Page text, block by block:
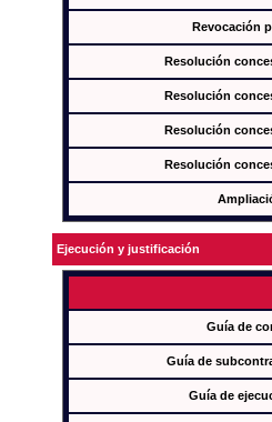
Revocación
Resolución
Resolución
Resolución
Resolución
Ejecución y justificación
Guía de
Guía de
Guía de